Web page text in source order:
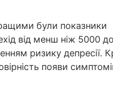
були показники
від менш ніж 5000 до
ризику депресії.
появи